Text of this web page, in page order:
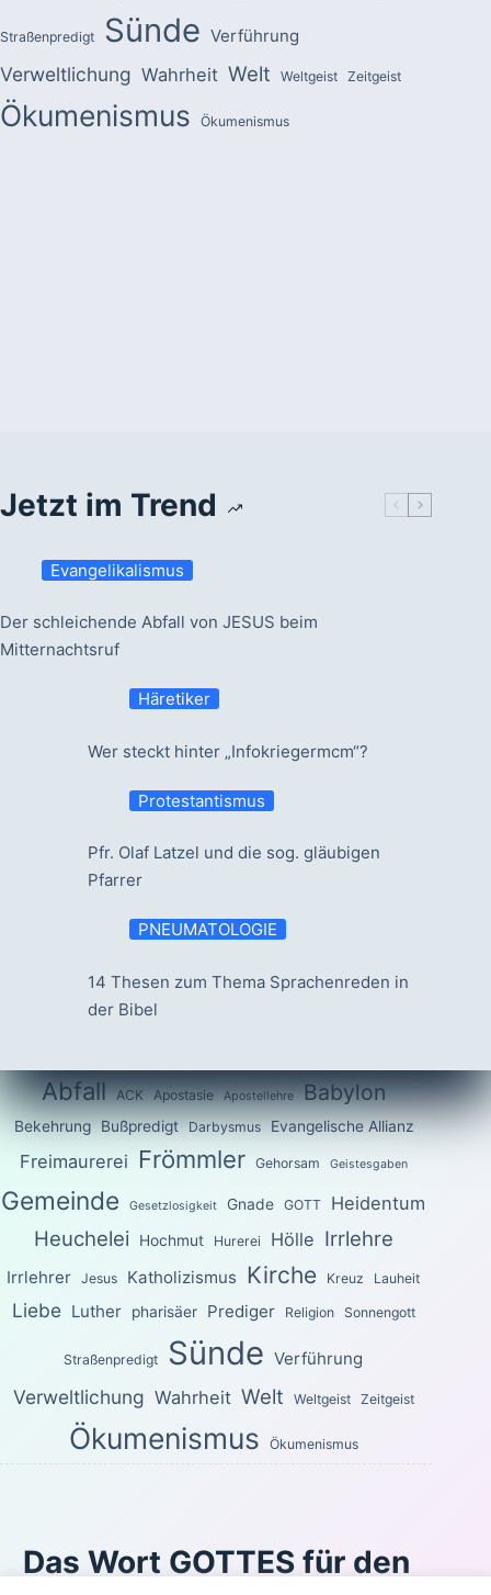
Straßenpredigt Sünde Verführung
Verweltlichung Wahrheit Welt Weltgeist Zeitgeist
Ökumenismus Ökumenismus
Jetzt im Trend
Evangelikalismus
Der schleichende Abfall von JESUS beim
Mitternachtsruf
Häretiker
Wer steckt hinter „Infokriegermcm“?
Protestantismus
Pfr. Olaf Latzel und die sog. gläubigen
Pfarrer
PNEUMATOLOGIE
14 Thesen zum Thema Sprachenreden in
der Bibel
Abfall ACK Apostasie Apostellehre Babylon
Bekehrung Bußpredigt Darbysmus Evangelische Allianz
Freimaurerei Frömmler Gehorsam Geistesgaben
Gemeinde Gesetzlosigkeit Gnade GOTT Heidentum
Heuchelei Hochmut Hurerei Hölle Irrlehre
Irrlehrer Jesus Katholizismus Kirche Kreuz Lauheit
Liebe Luther pharisäer Prediger Religion Sonnengott
Straßenpredigt Sünde Verführung
Verweltlichung Wahrheit Welt Weltgeist Zeitgeist
Ökumenismus Ökumenismus
Das Wort GOTTES für den